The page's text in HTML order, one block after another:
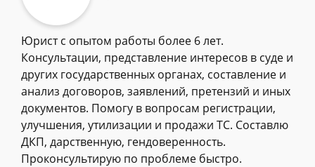
Юрист с опытом работы более 6 лет.
Консультации, представление интересов в суде и
других государственных органах, составление и
анализ договоров, заявлений, претензий и иных
документов. Помогу в вопросам регистрации,
улучшения, утилизации и продажи ТС. Составлю
ДКП, дарственную, гендоверенность.
Проконсультирую по проблеме быстро.